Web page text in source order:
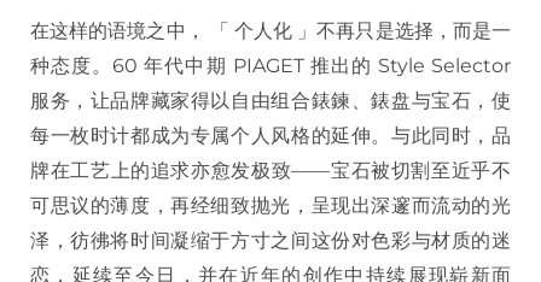
在这样的语境之中， 「 个人化 」不再只是选择，而是一
种态度。60 年代中期 PIAGET 推出的 Style Selector
服务，让品牌藏家得以自由组合錶鍊、錶盘与宝石，使
每一枚时计都成为专属个人风格的延伸。与此同时，品
牌在工艺上的追求亦愈发极致——宝石被切割至近乎不
可思议的薄度，再经细致抛光，呈现出深邃而流动的光
泽，彷彿将时间凝缩于方寸之间这份对色彩与材质的迷
恋，延续至今日，并在近年的创作中持续展现崭新面